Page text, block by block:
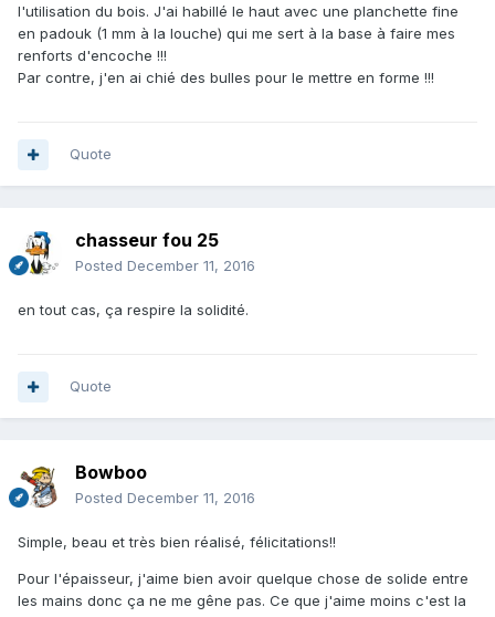
l'utilisation du bois. J'ai habillé le haut avec une planchette fine
en padouk (1 mm à la louche) qui me sert à la base à faire mes
renforts d'encoche !!!
Par contre, j'en ai chié des bulles pour le mettre en forme !!!
Quote
chasseur fou 25
Posted December 11, 2016
en tout cas, ça respire la solidité.
Quote
Bowboo
Posted December 11, 2016
Simple, beau et très bien réalisé, félicitations!!
Pour l'épaisseur, j'aime bien avoir quelque chose de solide entre
les mains donc ça ne me gêne pas. Ce que j'aime moins c'est la